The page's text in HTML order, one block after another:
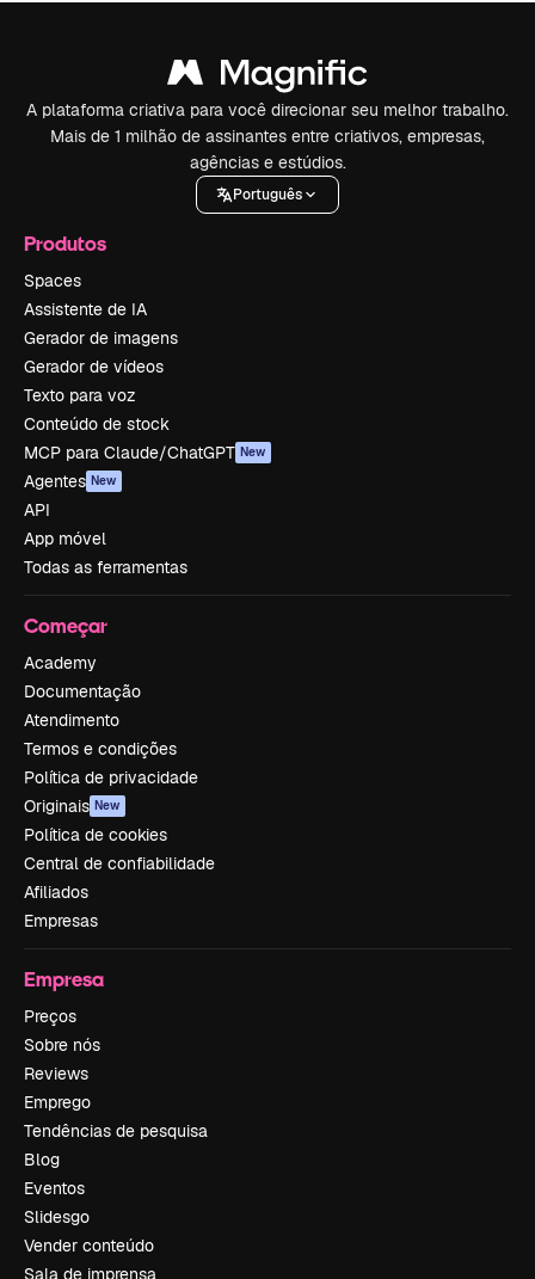
A plataforma criativa para você direcionar seu melhor trabalho.
Mais de 1 milhão de assinantes entre criativos, empresas,
agências e estúdios.
Português
Produtos
Spaces
Assistente de IA
Gerador de imagens
Gerador de vídeos
Texto para voz
Conteúdo de stock
MCP para Claude/ChatGPT New
Agentes New
API
App móvel
Todas as ferramentas
Começar
Academy
Documentação
Atendimento
Termos e condições
Política de privacidade
Originais New
Política de cookies
Central de confiabilidade
Afiliados
Empresas
Empresa
Preços
Sobre nós
Reviews
Emprego
Tendências de pesquisa
Blog
Eventos
Slidesgo
Vender conteúdo
Sala de imprensa